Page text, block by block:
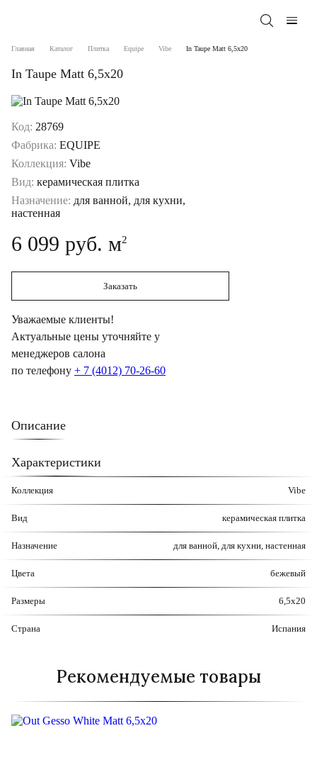
Главная Каталог Плитка Equipe Vibe In Taupe Matt 6,5x20
In Taupe Matt 6,5x20
Код: 28769
Фабрика: EQUIPE
Коллекция: Vibe
Вид: керамическая плитка
Назначение: для ванной, для кухни,
настенная
6 099 руб. м2
Заказать
Уважаемые клиенты!
Актуальные цены уточняйте у
менеджеров салона
по телефону + 7 (4012) 70-26-60
Описание
Характеристики
Коллекция Vibe
Вид керамическая плитка
Назначение для ванной, для кухни, настенная
Цвета бежевый
Размеры 6,5х20
Страна Испания
Рекомендуемые товары